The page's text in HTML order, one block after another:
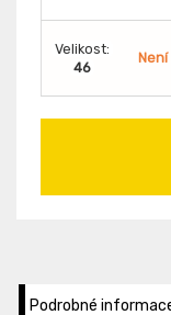
Velikost:
46
Není
Podrobné